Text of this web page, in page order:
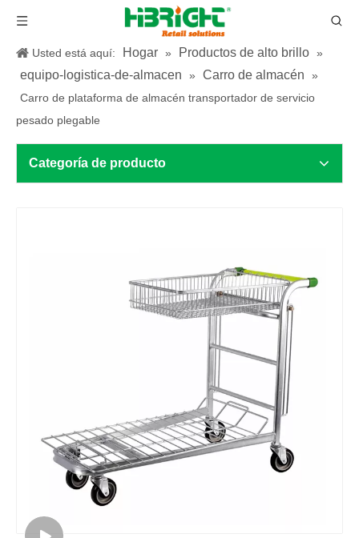
Usted está aquí: Hogar » Productos de alto brillo »
equipo-logistica-de-almacen » Carro de almacén
»
Carro de plataforma de almacén transportador de servicio
pesado plegable
Categoría de producto